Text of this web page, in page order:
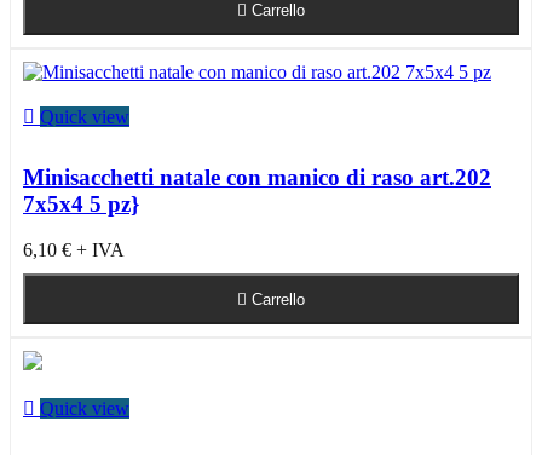
 Carrello
 Quick view
Minisacchetti natale con manico di raso art.202
7x5x4 5 pz}
6,10 € + IVA
 Carrello
 Quick view